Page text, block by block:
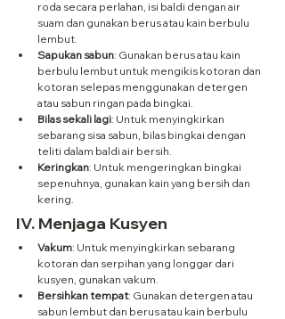
roda secara perlahan, isi baldi dengan air
suam dan gunakan berus atau kain berbulu
lembut.
Sapukan sabun: Gunakan berus atau kain
berbulu lembut untuk mengikis kotoran dan
kotoran selepas menggunakan detergen
atau sabun ringan pada bingkai.
Bilas sekali lagi: Untuk menyingkirkan
sebarang sisa sabun, bilas bingkai dengan
teliti dalam baldi air bersih.
Keringkan: Untuk mengeringkan bingkai
sepenuhnya, gunakan kain yang bersih dan
kering.
IV. Menjaga Kusyen
Vakum: Untuk menyingkirkan sebarang
kotoran dan serpihan yang longgar dari
kusyen, gunakan vakum.
Bersihkan tempat: Gunakan detergen atau
sabun lembut dan berus atau kain berbulu